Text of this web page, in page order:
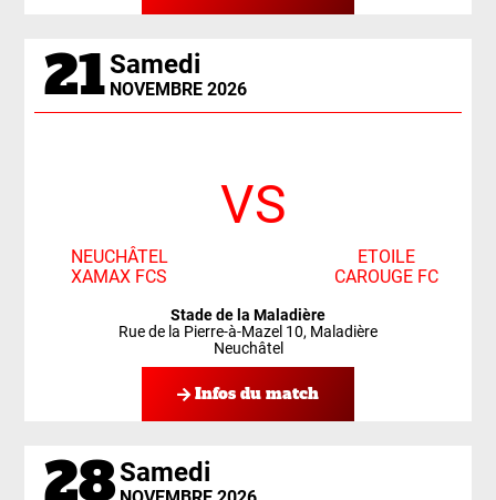
21Samedi
NOVEMBRE 2026
NEUCHÂTEL
XAMAX FCS
VS
ETOILE
CAROUGE FC
Stade de la Maladière
Rue de la Pierre-à-Mazel 10, Maladière
Neuchâtel
Infos du match
28Samedi